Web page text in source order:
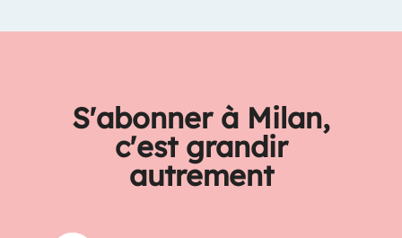
S'abonner à Milan,
c'est grandir
autrement